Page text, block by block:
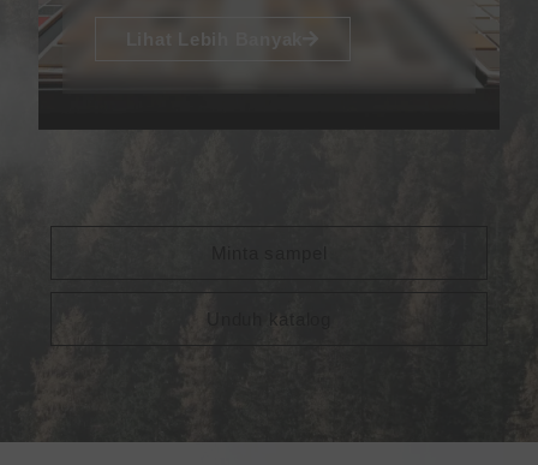
Lihat Lebih Banyak
Unduh katalog